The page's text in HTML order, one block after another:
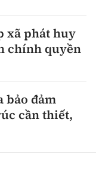
xã phát huy
chính quyền
bảo đảm
cần thiết,